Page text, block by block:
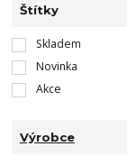
Štítky
Skladem
Novinka
Akce
Výrobce